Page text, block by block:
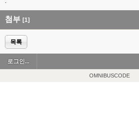
첨부 [1]
목록
로그인...
OMNIBUSCODE